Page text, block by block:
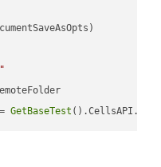
GetBaseTest ().CellsAPI.